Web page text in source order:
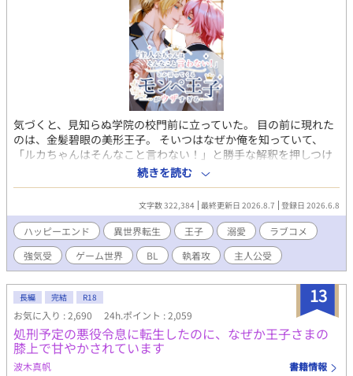
気づくと、見知らぬ学院の校門前に立っていた。 目の前に現れた
のは、金髪碧眼の美形王子。 そいつはなぜか俺を知っていて、
「ルカちゃんはそんなこと言わない！」と勝手な解釈を押しつけ
てくる。 どうやら俺は、BLゲームの主人公に転生したらしい。
だが俺は、そいつが愛する可憐な『ルカちゃん』ではない。 それ
なのに王子は、解釈違いだと騒ぎながら俺を守り、甘やかし、命
懸けの執着を向けてくる。 ウザい。うるさい。愛が重い。 推しと
現実の違いに戸惑うモンペ王子と、本人を見ろと言い続ける主人
公。 解釈違いから始まる、BLゲーム転生ラブコメ。 全61話。 ※
ハッピーエンド ※暴力的表現は予告なく出てきます ※性的な表現
があるタイトルには※付 ※R-18は中盤から ※カップリングはメイ
ンのみ（王子×主人公）
続きを読む
文字数 322,384 最終更新日 2026.8.7 登録日 2026.6.8
ハッピーエンド 異世界転生 王子 溺愛
ラブコメ
強気受
ゲーム世界 BL 執着攻 主人公受
13
長編 完結 R18
お気に入り : 2,690 24h.ポイント : 2,059
処刑予定の悪役令息に転生したのに、なぜか王子さまの
膝上で甘やかされています
波木真帆 書籍情報